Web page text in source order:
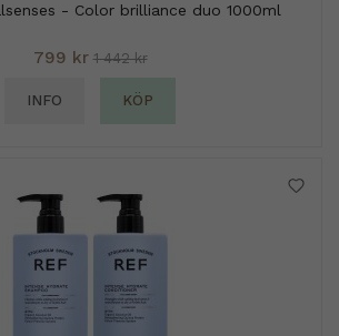
- Color brilliance duo 1000ml
799 kr 1 442 kr
INFO KÖP